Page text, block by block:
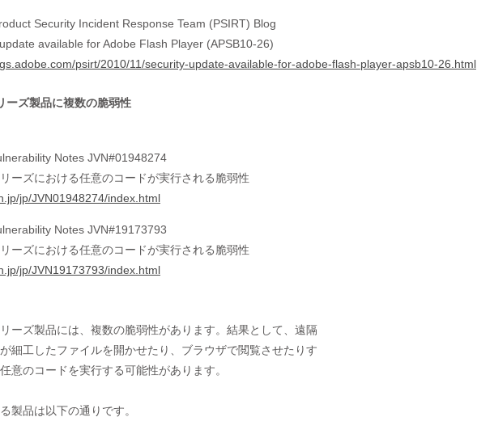
Security Incident Response Team (PSIRT) Blog
available for Adobe Flash Player (APSB10-26)
psirt/2010/11/security-update-available-for-adobe-flash-player-apsb10-26.html
ーズ製品に複数の脆弱性
Notes JVN#01948274
ーズにおける任意のコードが実行される脆弱性
jp/JVN01948274/index.html
Notes JVN#19173793
ーズにおける任意のコードが実行される脆弱性
jp/JVN19173793/index.html
ーズ製品には、複数の脆弱性があります。結果として、遠隔
細工したファイルを開かせたり、ブラウザで閲覧させたりす
意のコードを実行する可能性があります。
製品は以下の通りです。